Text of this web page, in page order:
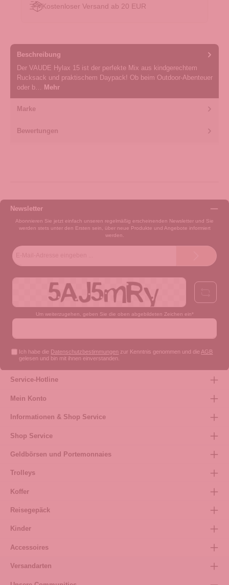
Kostenloser Versand ab 20 EUR
Beschreibung
Der VAUDE Hylax 15 ist der perfekte Mix aus kindgerechtem
Rucksack und praktischem Daypack! Ob beim Outdoor-Abenteuer
oder b…
Mehr
Marke
Bewertungen
Newsletter
Abonnieren Sie jetzt einfach unseren regelmäßig erscheinenden Newsletter und Sie
werden stets unter den Ersten sein, über neue Produkte und Angebote informiert
werden.
Um weiterzugehen, geben Sie die oben abgebildeten Zeichen ein*
Ich habe die Datenschutzbestimmungen zur Kenntnis genommen und die AGB
gelesen und bin mit ihnen einverstanden.
Service-Hotline
Mein Konto
Informationen & Shop Service
Shop Service
Geldbörsen und Portemonnaies
Trolleys
Koffer
Reisegepäck
Kinder
Accessoires
Versandarten